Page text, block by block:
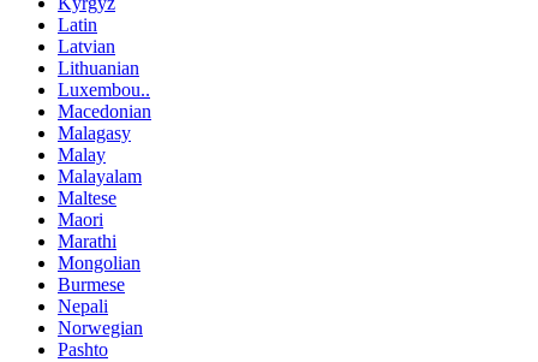
Latin
Latvian
Lithuanian
Luxembou..
Macedonian
Malagasy
Malay
Malayalam
Maltese
Maori
Marathi
Mongolian
Burmese
Nepali
Norwegian
Pashto